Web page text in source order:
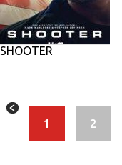
SHOOTER
1 2